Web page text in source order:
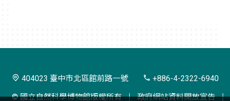
404023 臺中市北區館前路一號 +886-4-2322-6940
© 國立自然科學博物館版權所有
政府網站資料開放宣告